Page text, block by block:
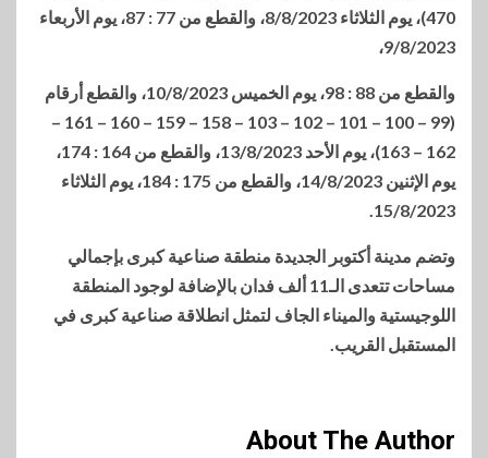
470)، يوم الثلاثاء 8/8/2023، والقطع من 77 : 87، يوم الأربعاء
9/8/2023،
والقطع من 88 : 98، يوم الخميس 10/8/2023، والقطع أرقام
(99 – 100 – 101 – 102 – 103 – 158 – 159 – 160 – 161 –
162 – 163)، يوم الأحد 13/8/2023، والقطع من 164 : 174،
يوم الإثنين 14/8/2023، والقطع من 175 : 184، يوم الثلاثاء
15/8/2023.
وتضم مدينة أكتوبر الجديدة منطقة صناعية كبرى بإجمالي
مساحات تتعدى الـ11 ألف فدان بالإضافة لوجود المنطقة
اللوجيستية والميناء الجاف لتمثل انطلاقة صناعية كبرى في
المستقبل القريب.
About The Author